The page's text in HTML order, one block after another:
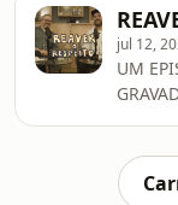
jul 12,
UM